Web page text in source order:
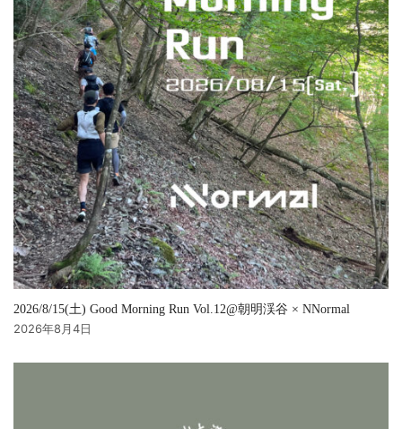
2026/8/15(土) Good Morning Run Vol.12@朝明渓谷 × NNormal
2026年8月4日